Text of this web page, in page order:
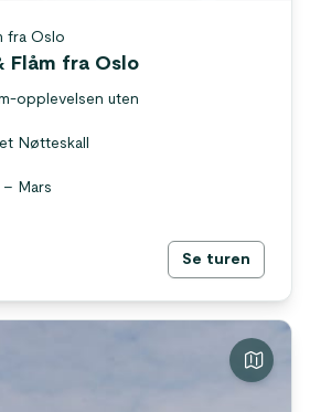
fra Oslo
Flåm fra Oslo
opplevelsen uten
Nøtteskall
Mars
Se turen